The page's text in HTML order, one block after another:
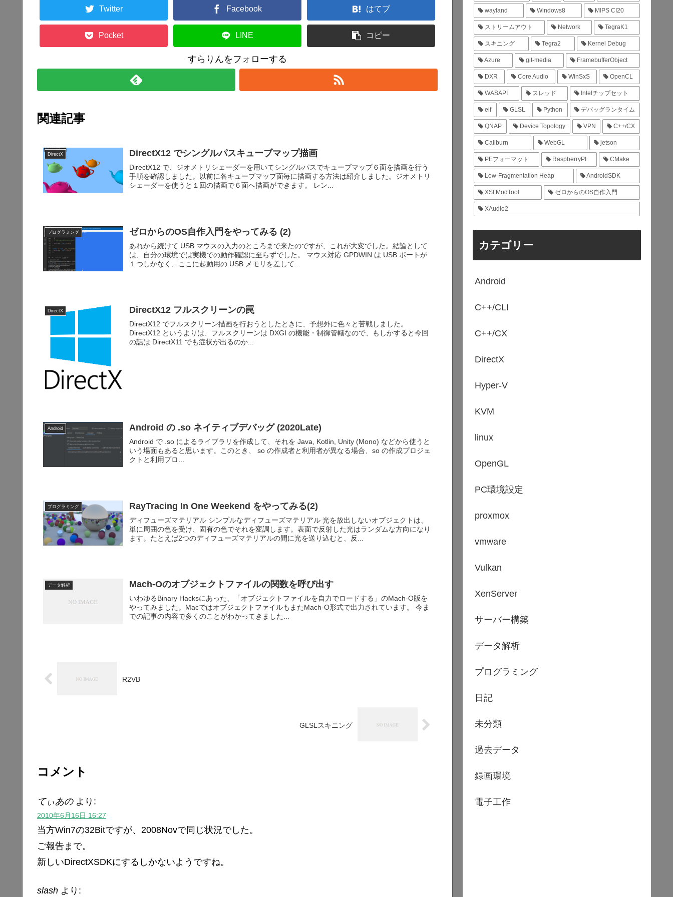
Twitter Facebook はてブ
Pocket LINE コピー
すらりんをフォローする
関連記事
DirectX DirectX12 でシングルパスキューブマップ描画
DirectX12 で、ジオメトリシェーダーを用いてシングルパスでキューブマップ６面を描画を行う
手順を確認しました。以前に各キューブマップ面毎に描画する方法は紹介しました。ジオメトリ
シェーダーを使うと１回の描画で６面へ描画ができます。 レン...
プログラミング ゼロからのOS自作入門をやってみる (2)
あれから続けて USB マウスの入力のところまで来たのですが、これが大変でした。結論として
は、自分の環境では実機での動作確認に至らずでした。 マウス対応 GPDWIN は USB ポートが
１つしかなく、ここに起動用の USB メモリを差して...
DirectX DirectX12 フルスクリーンの罠
DirectX12 でフルスクリーン描画を行おうとしたときに、予想外に色々と苦戦しました。
DirectX12 というよりは、フルスクリーンは DXGI の機能・制御管轄なので、もしかすると今回
の話は DirectX11 でも症状が出るのか...
Android Android の .so ネイティブデバッグ (2020Late)
Android で .so によるライブラリを作成して、それを Java, Kotlin, Unity (Mono) などから使うと
いう場面もあると思います。このとき、 so の作成者と利用者が異なる場合、so の作成プロジェ
クトと利用プロ...
プログラミング RayTracing In One Weekend をやってみる(2)
ディフューズマテリアル シンプルなディフューズマテリアル 光を放出しないオブジェクトは、
単に周囲の色を受け、固有の色でそれを変調します。表面で反射した光はランダムな方向になり
ます。たとえば2つのディフューズマテリアルの間に光を送り込むと、反...
データ解析 Mach-Oのオブジェクトファイルの関数を呼び出す
いわゆるBinary Hacksにあった、「オブジェクトファイルを自力でロードする」のMach-O版を
やってみました。MacではオブジェクトファイルもまたMach-O形式で出力されています。 今ま
での記事の内容で多くのことがわかってきました...
R2VB
GLSLスキニング
コメント
てぃあの より:
2010年6月16日 16:27
当方Win7の32Bitですが、2008Novで同じ状況でした。
ご報告まで。
新しいDirectXSDKにするしかないようですね。
slash より:
wayland Windows8 MIPS CI20
ストリームアウト Network TegraK1
スキニング Tegra2 Kernel Debug
Azure git-media FramebufferObject
DXR Core Audio WinSxS OpenCL
WASAPI スレッド Intelチップセット
elf GLSL Python デバッグランタイム
QNAP Device Topology VPN C++/CX
Caliburn WebGL jetson
PEフォーマット RaspberryPI CMake
Low-Fragmentation Heap AndroidSDK
XSI ModTool ゼロからのOS自作入門
XAudio2
カテゴリー
Android
C++/CLI
C++/CX
DirectX
Hyper-V
KVM
linux
OpenGL
PC環境設定
proxmox
vmware
Vulkan
XenServer
サーバー構築
データ解析
プログラミング
日記
未分類
過去データ
録画環境
電子工作